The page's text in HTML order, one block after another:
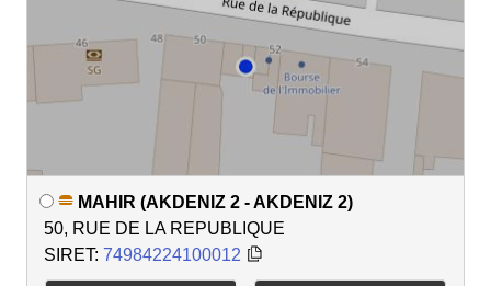
MAHIR (AKDENIZ 2 - AKDENIZ 2)
50, RUE DE LA REPUBLIQUE
SIRET: 74984224100012